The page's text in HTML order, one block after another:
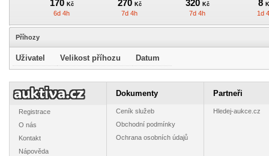
Blansko
170 Kč
6d 4h
Blansko
270 Kč
7d 4h
320 Kč
7d 4h
8
1d
Letovice V211
koupaliště bazén
hotel Orbis
Blansko
Letovice 202
panorama kostel
7d 4h
Letovice 203
panorama
7d
Příhozy
Uživatel Velikost příhozu Datum
Registrace
O nás
Kontakt
Nápověda
Dokumenty
Ceník služeb
Obchodní podmínky
Ochrana osobních údajů
Partneři
Hledej-aukce.cz